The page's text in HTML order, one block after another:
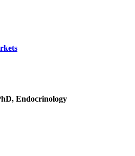
Endocrinology